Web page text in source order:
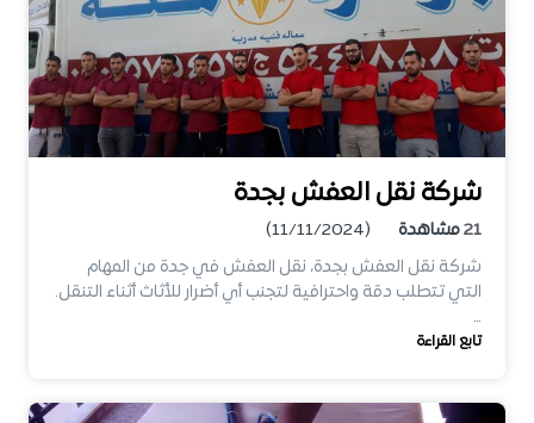
شركة نقل العفش بجدة
21مشاهدة
(11/11/2024)
شركة نقل العفش بجدة، نقل العفش في جدة من المهام
التي تتطلب دقة واحترافية لتجنب أي أضرار للأثاث أثناء التنقل.
…
تابع القراءة